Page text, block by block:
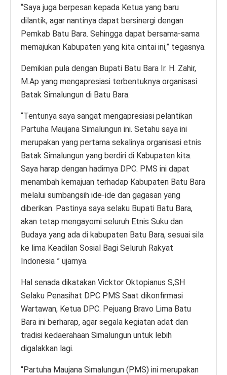
“Saya juga berpesan kepada Ketua yang baru
dilantik, agar nantinya dapat bersinergi dengan
Pemkab Batu Bara. Sehingga dapat bersama-sama
memajukan Kabupaten yang kita cintai ini,” tegasnya.
Demikian pula dengan Bupati Batu Bara Ir. H. Zahir,
M.Ap yang mengapresiasi terbentuknya organisasi
Batak Simalungun di Batu Bara.
“Tentunya saya sangat mengapresiasi pelantikan
Partuha Maujana Simalungun ini. Setahu saya ini
merupakan yang pertama sekalinya organisasi etnis
Batak Simalungun yang berdiri di Kabupaten kita.
Saya harap dengan hadirnya DPC. PMS ini dapat
menambah kemajuan terhadap Kabupaten Batu Bara
melalui sumbangsih ide-ide dan gagasan yang
diberikan. Pastinya saya selaku Bupati Batu Bara,
akan tetap mengayomi seluruh Etnis Suku dan
Budaya yang ada di kabupaten Batu Bara, sesuai sila
ke lima Keadilan Sosial Bagi Seluruh Rakyat
Indonesia ” ujarnya.
Hal senada dikatakan Vicktor Oktopianus S,SH
Selaku Penasihat DPC PMS Saat dikonfirmasi
Wartawan, Ketua DPC. Pejuang Bravo Lima Batu
Bara ini berharap, agar segala kegiatan adat dan
tradisi kedaerahaan Simalungun untuk lebih
digalakkan lagi.
“Partuha Maujana Simalungun (PMS) ini merupakan